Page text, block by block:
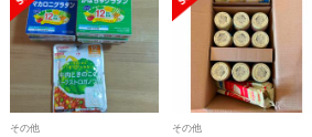
その他 その他